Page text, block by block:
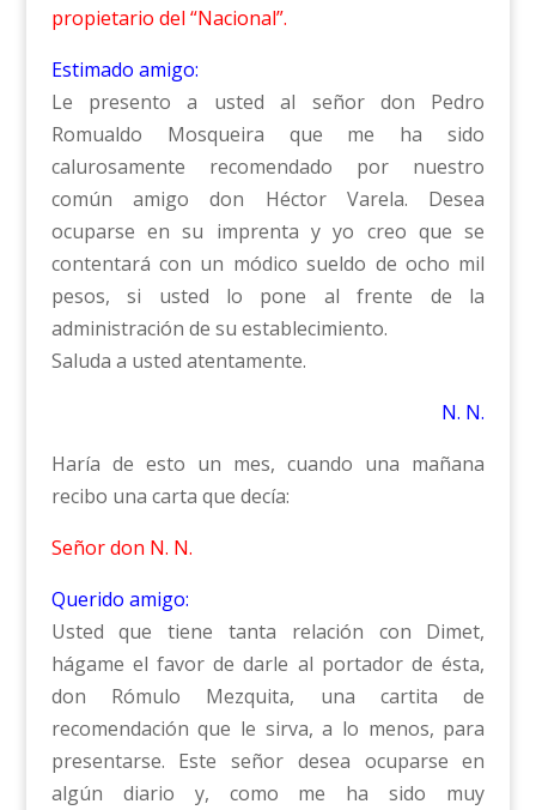
propietario del “Nacional”.
Estimado amigo:
Le presento a usted al señor don Pedro
Romualdo Mosqueira que me ha sido
calurosamente recomendado por nuestro
común amigo don Héctor Varela. Desea
ocuparse en su imprenta y yo creo que se
contentará con un módico sueldo de ocho mil
pesos, si usted lo pone al frente de la
administración de su establecimiento.
Saluda a usted atentamente.
N. N.
Haría de esto un mes, cuando una mañana
recibo una carta que decía:
Señor don N. N.
Querido amigo:
Usted que tiene tanta relación con Dimet,
hágame el favor de darle al portador de ésta,
don Rómulo Mezquita, una cartita de
recomendación que le sirva, a lo menos, para
presentarse. Este señor desea ocuparse en
algún diario y, como me ha sido muy